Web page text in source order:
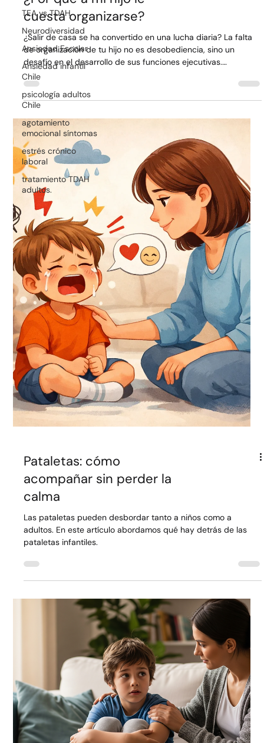
TEA vs TDAH
Neurodiversidad
Ansiedad Escolar
Ansiedad infantil
Chile
psicología adultos
Chile
agotamiento
emocional síntomas
estrés crónico
laboral
tratamiento TDAH
adultos.
Funciones Ejecutivas:
¿Por qué a mi hijo le
cuesta organizarse?
¿Salir de casa se ha convertido en una lucha diaria? La falta
de organización de tu hijo no es desobediencia, sino un
desafío en el desarrollo de sus funciones ejecutivas.
Descubre cómo fortalecer su torre de control cerebral para
transformar el caos matutino en autonomía, logrando que el
apoyo y la conexión familiar sean los protagonistas del día a
día de tu hijo
Pataletas: cómo
acompañar sin perder la
Las pataletas pueden desbordar tanto a niños como a
adultos. En este artículo abordamos qué hay detrás de las
pataletas infantiles.